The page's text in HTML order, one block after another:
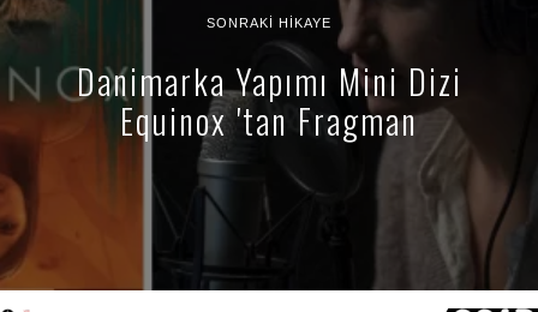
SONRAKI HIKAYE
Danimarka Yapımı Mini Dizi
Equinox 'tan Fragman